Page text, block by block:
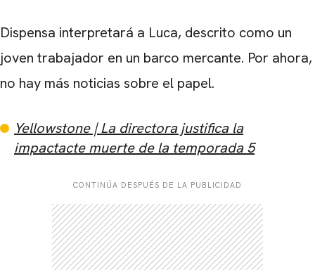
Dispensa interpretará a Luca, descrito como un
joven trabajador en un barco mercante. Por ahora,
no hay más noticias sobre el papel.
Yellowstone | La directora justifica la
impactacte muerte de la temporada 5
CONTINÚA DESPUÉS DE LA PUBLICIDAD
CARREGANDO PUBLICIDADE